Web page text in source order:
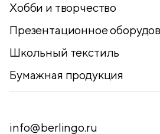
Хобби и творчество
Презентационное
Школьный текстиль
Бумажная продукция
info@berlingo.ru